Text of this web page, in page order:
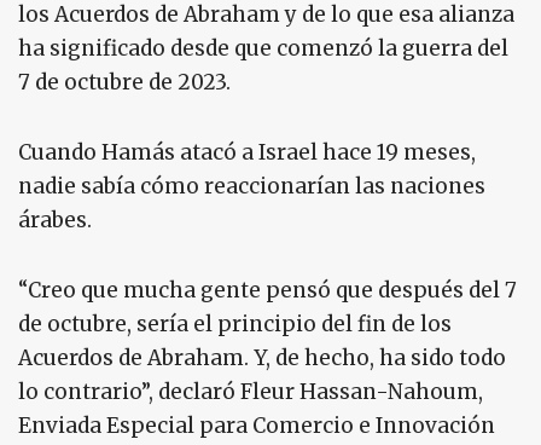
los Acuerdos de Abraham y de lo que esa alianza
ha significado desde que comenzó la guerra del
7 de octubre de 2023.
Cuando Hamás atacó a Israel hace 19 meses,
nadie sabía cómo reaccionarían las naciones
árabes.
“Creo que mucha gente pensó que después del 7
de octubre, sería el principio del fin de los
Acuerdos de Abraham. Y, de hecho, ha sido todo
lo contrario”, declaró Fleur Hassan-Nahoum,
Enviada Especial para Comercio e Innovación